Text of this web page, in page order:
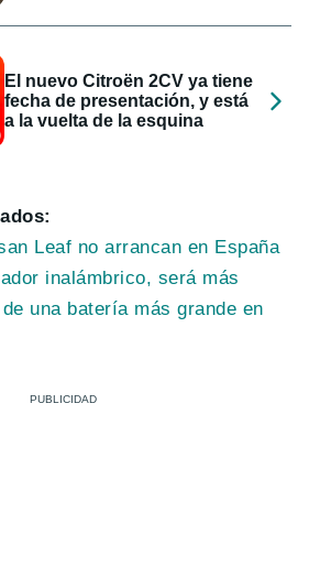
El nuevo Citroën 2CV ya tiene
fecha de presentación, y está
a la vuelta de la esquina
Leaf no arrancan en España
inalámbrico, será más
una batería más grande en